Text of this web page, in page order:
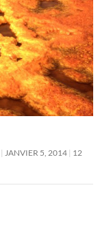
JANVIER 5, 2014 12